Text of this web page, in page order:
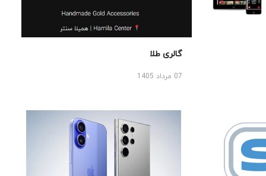
گالری طلا
07 مرداد 1405